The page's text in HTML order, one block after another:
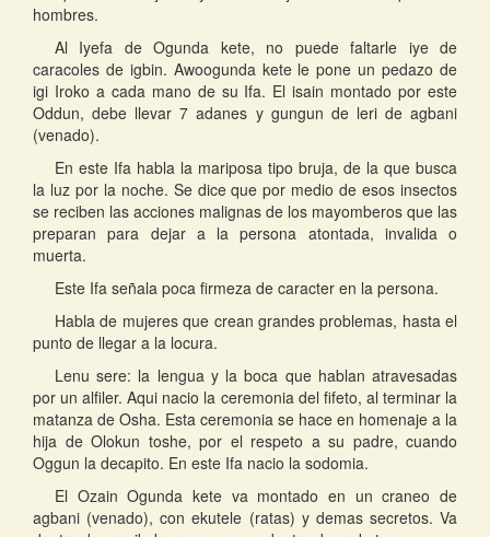
hombres.
Al Iyefa de Ogunda kete, no puede faltarle iye de
caracoles de igbin. Awoogunda kete le pone un pedazo de
igi Iroko a cada mano de su Ifa. El isain montado por este
Oddun, debe llevar 7 adanes y gungun de leri de agbani
(venado).
En este Ifa habla la mariposa tipo bruja, de la que busca
la luz por la noche. Se dice que por medio de esos insectos
se reciben las acciones malignas de los mayomberos que las
preparan para dejar a la persona atontada, invalida o
muerta.
Este Ifa señala poca firmeza de caracter en la persona.
Habla de mujeres que crean grandes problemas, hasta el
punto de llegar a la locura.
Lenu sere: la lengua y la boca que hablan atravesadas
por un alfiler. Aqui nacio la ceremonia del fifeto, al terminar la
matanza de Osha. Esta ceremonia se hace en homenaje a la
hija de Olokun toshe, por el respeto a su padre, cuando
Oggun la decapito. En este Ifa nacio la sodomia.
El Ozain Ogunda kete va montado en un craneo de
agbani (venado), con ekutele (ratas) y demas secretos. Va